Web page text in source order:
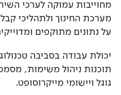
מחוייבות עמוקה לערכי
מערכת החינוך ולתהליכי
על נתונים מתוקפים
יכולת עבודה בסביבה
תוכנות ניהול משימות,
גוגל ויישומי מייקרוסופט.